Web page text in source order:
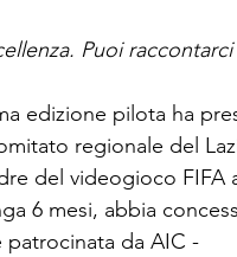
Puoi
edizione pilota ha
regionale del
del videogioco FIFA
6 mesi, abbia
da AIC -